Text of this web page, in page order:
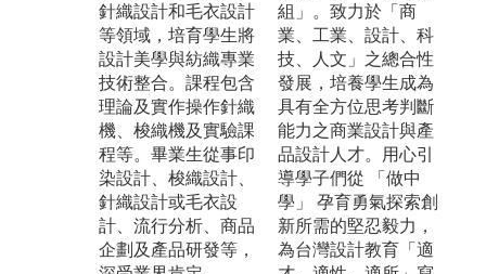
針織設計和毛衣設計
等領域，培育學生將
設計美學與紡織專業
技術整合。課程包含
理論及實作操作針織
機、梭織機及實驗課
程等。畢業生從事印
染設計、梭織設計、
針織設計或毛衣設
計、流行分析、商品
企劃及產品研發等，
組」。致力於「商
業、工業、設計、科
技、人文」之總合性
發展，培養學生成為
具有全方位思考判斷
能力之商業設計與產
品設計人才。用心引
導學子們從 「做中
學」 孕育勇氣探索創
新所需的堅忍毅力，
為台灣設計教育「適